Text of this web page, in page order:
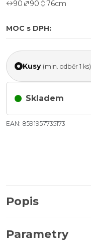
90 90 76cm
MOC s DPH:
Kusy (min. odběr 1 ks)
Skladem
EAN: 8591957735173
Popis
Parametry